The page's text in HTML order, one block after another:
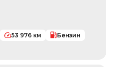
53 976 км
Бензин